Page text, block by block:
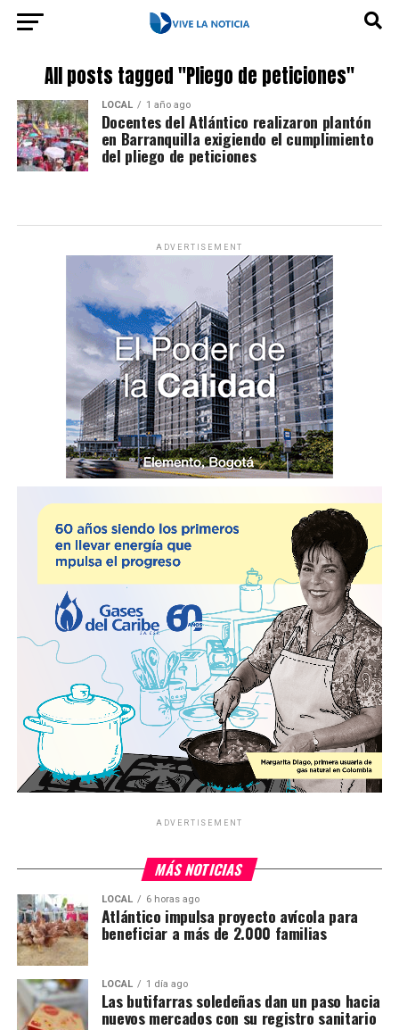
All posts tagged "Pliego de peticiones"
LOCAL 1 año ago
Docentes del Atlántico realizaron plantón
en Barranquilla exigiendo el cumplimiento
del pliego de peticiones
ADVERTISEMENT
ADVERTISEMENT
MÁS NOTICIAS
LOCAL 6 horas ago
Atlántico impulsa proyecto avícola para
beneficiar a más de 2.000 familias
LOCAL 1 día ago
Las butifarras soledeñas dan un paso hacia
nuevos mercados con su registro sanitario